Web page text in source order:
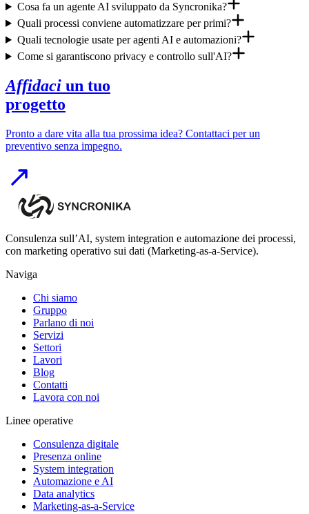
Cosa fa un agente AI sviluppato da Syncronika?
Quali processi conviene automatizzare per primi?
Quali tecnologie usate per agenti AI e automazioni?
Come si garantiscono privacy e controllo sull'AI?
Affidaci un tuo
progetto
Pronto a dare vita alla tua prossima idea? Contattaci per un
preventivo senza impegno.
Consulenza sull’AI, system integration e automazione dei processi,
con marketing operativo sui dati (Marketing-as-a-Service).
Naviga
Chi siamo
Gruppo
Parlano di noi
Servizi
Settori
Lavori
Blog
Contatti
Lavora con noi
Linee operative
Consulenza digitale
Presenza online
System integration
Automazione e AI
Data analytics
Marketing-as-a-Service